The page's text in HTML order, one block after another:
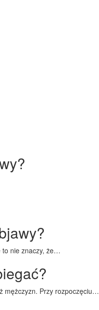
to nie znaczy, że…
mężczyzn. Przy rozpoczęciu…